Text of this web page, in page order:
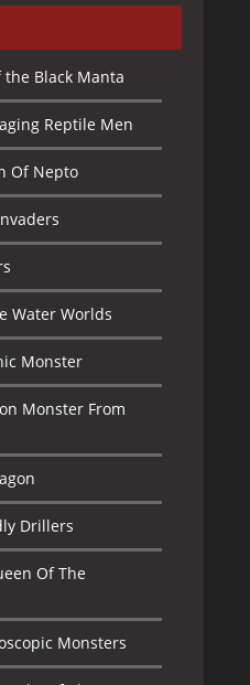
the Black Manta
Reptile Men
Of Nepto
Water Worlds
Monster
Monster From
Drillers
Of The
Monsters